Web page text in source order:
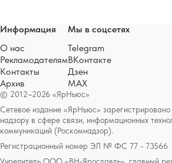
© 2012–2026 «ЯрНьюс»
Сетевое издание «ЯрНьюс»
надзору в сфере связи, информационных
коммуникаций (Роскомнадзор).
Регистрационный номер ЭЛ № ФС 77 - 73566
Информация
О нас
Рекламодателям
Контакты
Архив
Мы в соцсетях
Telegram
ВКонтакте
Дзен
MAX